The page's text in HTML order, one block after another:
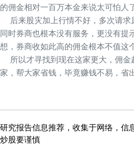
的佣金相对一百万本金来说太可怕人
后来股灾加上行情不好，多次请求
同时券商也根本没有服务，更没有提
想，券商收如此高的佣金根本不值这
所以才寻找到现在这家更大，佣金
家，帮大家省钱，毕竟赚钱不易，省
研究报告信息推荐，收集于网络，信
炒股要谨慎